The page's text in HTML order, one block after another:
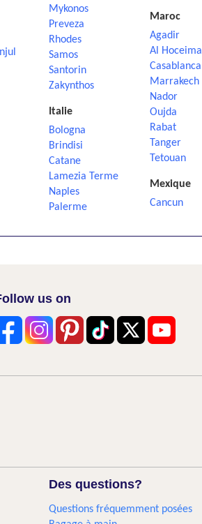
Mykonos
Preveza
Rhodes
Samos
Santorin
Zakynthos
Italie
Bologna
Brindisi
Catane
Lamezia Terme
Naples
Palerme
Maroc
Agadir
Al Hoceima
Casablanca
Marrakech
Nador
Oujda
Rabat
Tanger
Tetouan
Mexique
Cancun
us on
Des questions?
Questions fréquemment posées